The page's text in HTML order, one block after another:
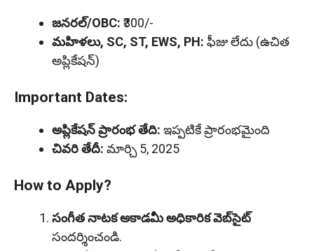
జనరల్/OBC: ₹300/-
మహిళలు, SC, ST, EWS, PH: ఫీజు లేదు (ఉచిత
అప్లికేషన్)
Important Dates:
అప్లికేషన్ ప్రారంభ తేది: ఇప్పటికే ప్రారంభమైంది
చివరి తేదీ: మార్చి 5, 2025
How to Apply?
సంగీత నాటక అకాడమీ అధికారిక వెబ్‌సైట్
సందర్శించండి.